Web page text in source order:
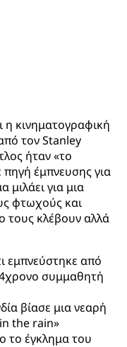
η κινηματογραφική
τον Stanley
ήταν «το
έμπνευσης για
για μια
φτωχούς και
κλέβουν αλλά
εμπνεύστηκε από
συμμαθητή
βίασε μια νεαρή
the rain»
το έγκλημα του